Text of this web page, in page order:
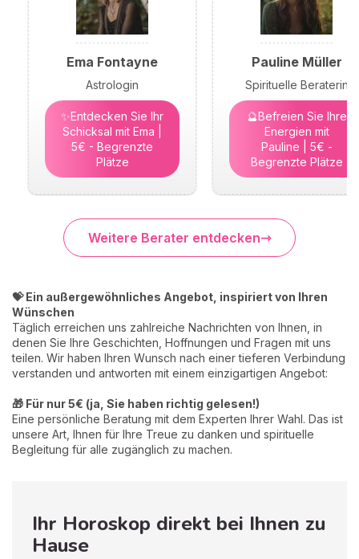
Ema Fontayne
Astrologin
✨Entdecken Sie Ihr
Schicksal mit Ema |
5€ - Begrenzte
Plätze
Pauline Müller
Spirituelle Beraterin
🔮Befreien Sie Ihre
Energien mit
Pauline | 5€ -
Begrenzte Plätze
Weitere Berater entdecken
💝 Ein außergewöhnliches Angebot, inspiriert von Ihren
Wünschen
Täglich erreichen uns zahlreiche Nachrichten von Ihnen, in
denen Sie Ihre Geschichten, Hoffnungen und Fragen mit uns
teilen. Wir haben Ihren Wunsch nach einer tieferen Verbindung
verstanden und antworten mit einem einzigartigen Angebot:
🎁 Für nur 5€ (ja, Sie haben richtig gelesen!)
Eine persönliche Beratung mit dem Experten Ihrer Wahl. Das ist
unsere Art, Ihnen für Ihre Treue zu danken und spirituelle
Begleitung für alle zugänglich zu machen.
Ihr Horoskop direkt bei Ihnen zu
Hause